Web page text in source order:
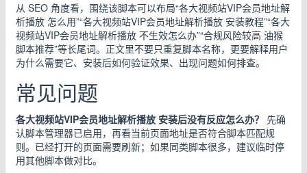
从 SEO 角度看，围绕该脚本可以布局“各大视频站VIP会员地址解
析播放 怎么用”“各大视频站VIP会员地址解析播放 安装教程”“各大
视频站VIP会员地址解析播放 不生效怎么办”“合规风险较高 油猴
脚本推荐”等长尾词。正文里不要只重复脚本名称，更要解释用户
为什么需要它、安装后如何验证效果、出现问题如何排查。
常见问题
各大视频站VIP会员地址解析播放 安装后没有反应怎么办？ 先确
认脚本管理器已启用，再看当前页面地址是否符合脚本匹配规
则。已经打开的页面需要刷新；如果同类脚本很多，建议临时停
用其他脚本做对比。